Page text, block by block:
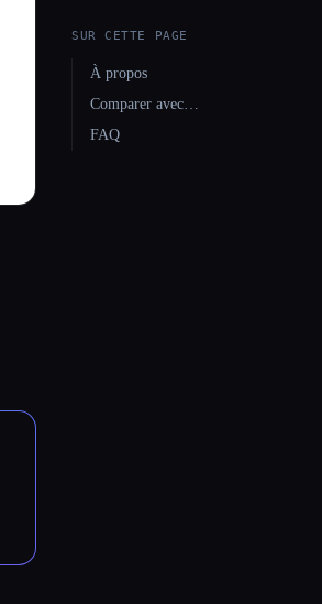
SUR CETTE PAGE
À propos
Comparer avec…
FAQ